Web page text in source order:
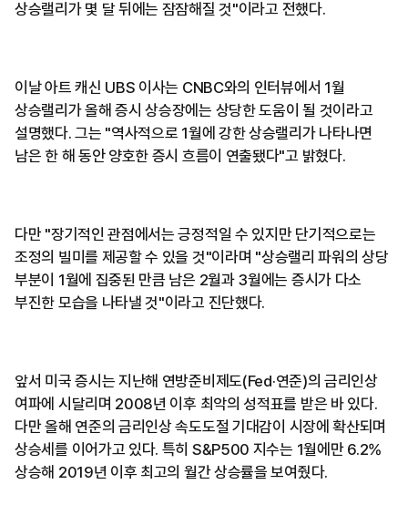
상승랠리가 몇 달 뒤에는 잠잠해질 것"이라고 전했다.
이날 아트 캐신 UBS 이사는 CNBC와의 인터뷰에서 1월
상승랠리가 올해 증시 상승장에는 상당한 도움이 될 것이라고
설명했다. 그는 "역사적으로 1월에 강한 상승랠리가 나타나면
남은 한 해 동안 양호한 증시 흐름이 연출됐다"고 밝혔다.
다만 "장기적인 관점에서는 긍정적일 수 있지만 단기적으로는
조정의 빌미를 제공할 수 있을 것"이라며 "상승랠리 파워의 상당
부분이 1월에 집중된 만큼 남은 2월과 3월에는 증시가 다소
부진한 모습을 나타낼 것"이라고 진단했다.
​앞서 미국 증시는 지난해 연방준비제도(Fed·연준)의 금리인상
여파에 시달리며 2008년 이후 최악의 성적표를 받은 바 있다.
다만 올해 연준의 금리인상 속도도절 기대감이 시장에 확산되며
상승세를 이어가고 있다. 특히 S&P500 지수는 1월에만 6.2%
상승해 2019년 이후 최고의 월간 상승률을 보여줬다.